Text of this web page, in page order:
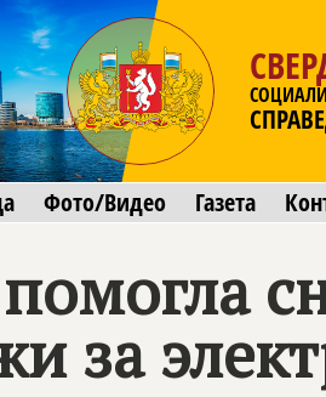
Фото/Видео Газета
за